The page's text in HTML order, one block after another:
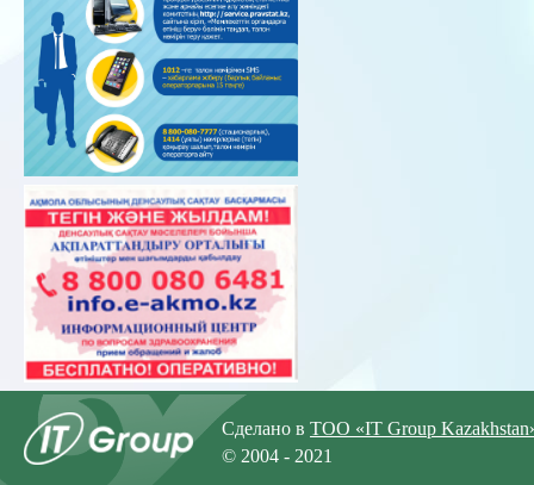
Сделано в ТОО «IT Group
© 2004 - 2021